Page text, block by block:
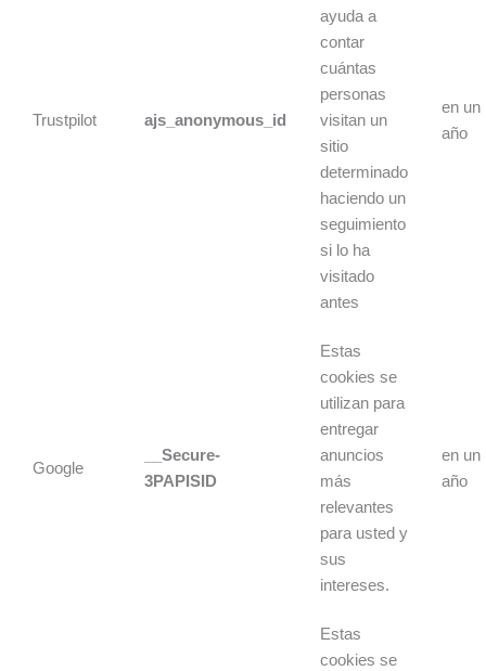
Trustpilot ajs_anonymous_id
ayuda a
contar
cuántas
personas
visitan un
sitio
determinado
haciendo un
seguimiento
si lo ha
visitado
antes
en un
año
Google
__Secure-
3PAPISID
Estas
cookies se
utilizan para
entregar
anuncios
más
relevantes
para usted y
sus
intereses.
en un
año
Estas
cookies se